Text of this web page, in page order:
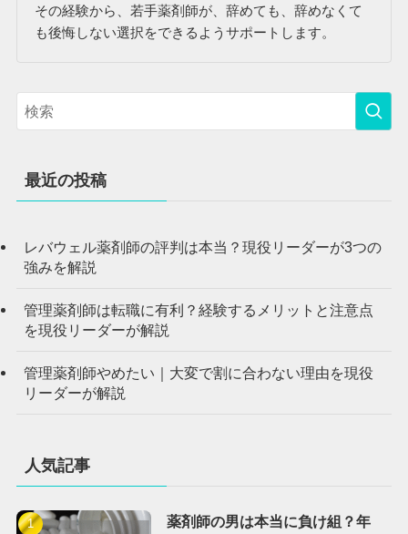
その経験から、若手薬剤師が、辞めても、辞めなくて
も後悔しない選択をできるようサポートします。
最近の投稿
レバウェル薬剤師の評判は本当？現役リーダーが3つの
強みを解説
管理薬剤師は転職に有利？経験するメリットと注意点
を現役リーダーが解説
管理薬剤師やめたい｜大変で割に合わない理由を現役
リーダーが解説
人気記事
薬剤師の男は本当に負け組？年